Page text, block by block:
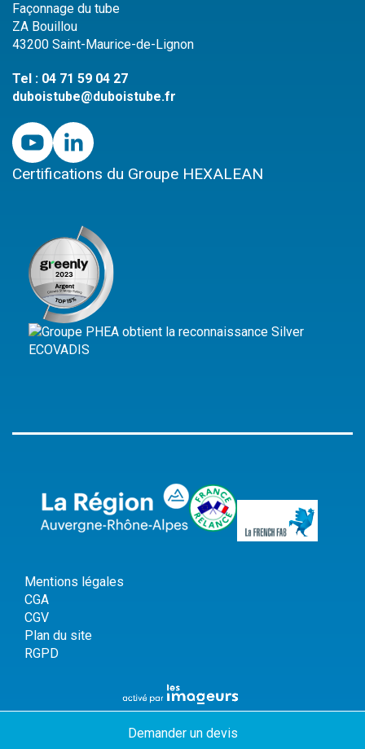
Demanderun devis
Façonnage du tube
ZA Bouillou
43200 Saint-Maurice-de-Lignon
Tel : 04 71 59 04 27
duboistube@duboistube.fr
Certifications du Groupe HEXALEAN
Mentions légales
CGA
CGV
Plan du site
RGPD